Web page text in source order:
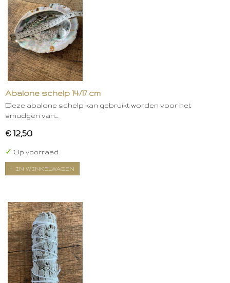
Abalone schelp 14/17 cm
Deze abalone schelp kan gebruikt worden voor het
smudgen van…
€ 12,50
✓ Op voorraad
IN WINKELWAGEN